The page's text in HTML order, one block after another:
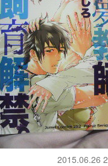
2015.06.26